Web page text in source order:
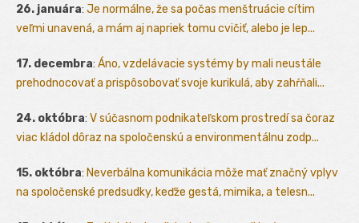
26. januára: Je normálne, že sa počas menštruácie cítim
veľmi unavená, a mám aj napriek tomu cvičiť, alebo je lep...
17. decembra: Áno, vzdelávacie systémy by mali neustále
prehodnocovať a prispôsobovať svoje kurikulá, aby zahŕňali...
24. októbra: V súčasnom podnikateľskom prostredí sa čoraz
viac kládol dôraz na spoločenskú a environmentálnu zodp...
15. októbra: Neverbálna komunikácia môže mať značný vplyv
na spoločenské predsudky, keďže gestá, mimika, a telesn...